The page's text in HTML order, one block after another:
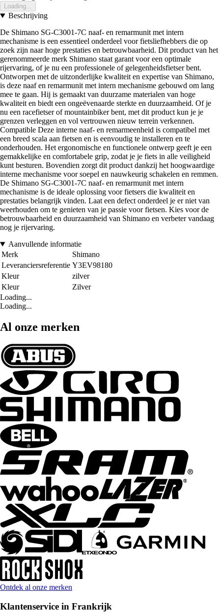
Loading...
Beschrijving
De Shimano SG-C3001-7C naaf- en remarmunit met intern
mechanisme is een essentieel onderdeel voor fietsliefhebbers die op
zoek zijn naar hoge prestaties en betrouwbaarheid. Dit product van het
gerenommeerde merk Shimano staat garant voor een optimale
rijervaring, of je nu een professionele of gelegenheidsfietser bent.
Ontworpen met de uitzonderlijke kwaliteit en expertise van Shimano,
is deze naaf en remarmunit met intern mechanisme gebouwd om lang
mee te gaan. Hij is gemaakt van duurzame materialen van hoge
kwaliteit en biedt een ongeëvenaarde sterkte en duurzaamheid. Of je
nu een racefietser of mountainbiker bent, met dit product kun je je
grenzen verleggen en vol vertrouwen nieuw terrein verkennen.
Compatible Deze interne naaf- en remarmeenheid is compatibel met
een breed scala aan fietsen en is eenvoudig te installeren en te
onderhouden. Het ergonomische en functionele ontwerp geeft je een
gemakkelijke en comfortabele grip, zodat je je fiets in alle veiligheid
kunt besturen. Bovendien zorgt dit product dankzij het hoogwaardige
interne mechanisme voor soepel en nauwkeurig schakelen en remmen.
De Shimano SG-C3001-7C naaf- en remarmunit met intern
mechanisme is de ideale oplossing voor fietsers die kwaliteit en
prestaties belangrijk vinden. Laat een defect onderdeel je er niet van
weerhouden om te genieten van je passie voor fietsen. Kies voor de
betrouwbaarheid en duurzaamheid van Shimano en verbeter vandaag
nog je rijervaring.
Aanvullende informatie
Merk
Shimano
Leveranciersreferentie Y3EV98180
Kleur
zilver
Kleur
Zilver
Loading...
Loading...
Al onze merken
Ontdek al onze merken
Klantenservice in Frankrijk